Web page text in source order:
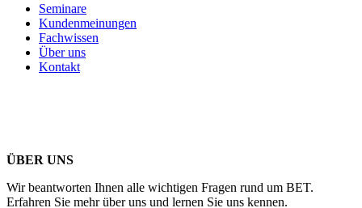
Seminare
Kundenmeinungen
Fachwissen
Über uns
Kontakt
ÜBER UNS
Wir beantworten Ihnen alle wichtigen Fragen rund um BET.
Erfahren Sie mehr über uns und lernen Sie uns kennen.